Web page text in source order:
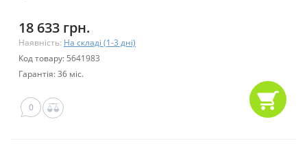
18 633 грн.
Наявність: На складі (1-3 дні)
Код товару: 5641983
Гарантія: 36 міс.
0